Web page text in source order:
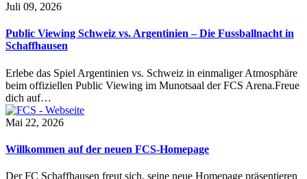
Juli 09, 2026
Public Viewing Schweiz vs. Argentinien – Die Fussballnacht in
Schaffhausen
Erlebe das Spiel Argentinien vs. Schweiz in einmaliger Atmosphäre
beim offiziellen Public Viewing im Munotsaal der FCS Arena.Freue
dich auf…
Mai 22, 2026
Willkommen auf der neuen FCS-Homepage
Der FC Schaffhausen freut sich, seine neue Homepage präsentieren